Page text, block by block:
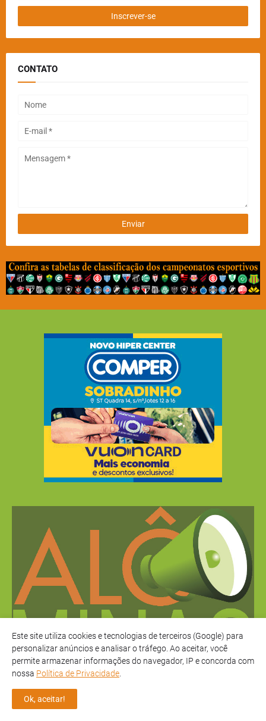
CONTATO
Este site utiliza cookies e tecnologias de terceiros (Google) para
personalizar anúncios e analisar o tráfego. Ao aceitar, você
permite armazenar informações do navegador, IP e concorda com
nossa Política de Privacidade
Ok, aceitar!